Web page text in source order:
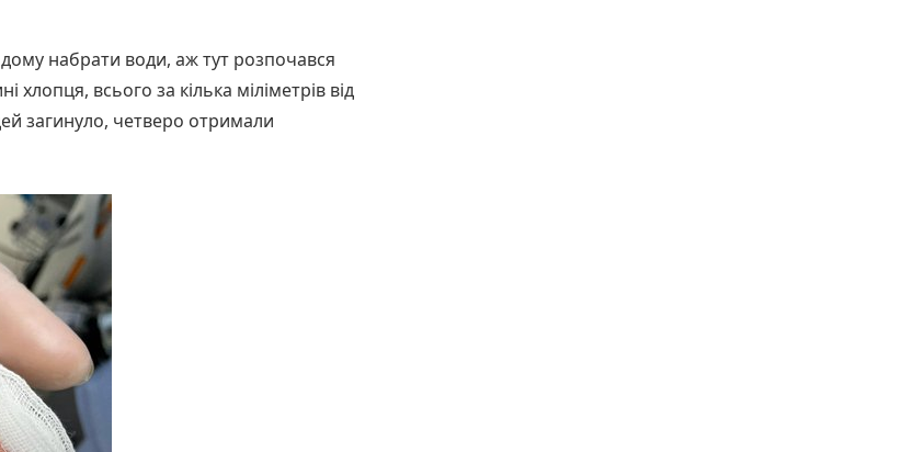
набрати води, аж тут розпочався
хлопця, всього за кілька міліметрів від
загинуло, четверо отримали